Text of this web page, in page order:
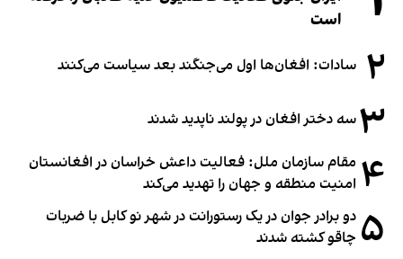
است
۲ سادات: افغان‌ها اول می‌جنگند بعد سیاست می‌کنند
۳سه دختر افغان در پولند ناپدید شدند
۴ مقام سازمان ملل: فعالیت داعش خراسان در افغانستان
امنیت منطقه و جهان را تهدید می‌کند
۵ دو برادر جوان در یک رستورانت در شهر نو کابل با ضربات
چاقو کشته شدند